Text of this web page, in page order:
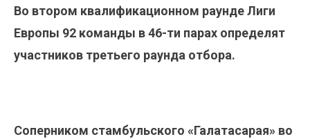
Во втором квалификационном раунде Лиги
Европы 92 команды в 46-ти парах определят
участников третьего раунда отбора.
Соперником стамбульского «Галатасарая» во